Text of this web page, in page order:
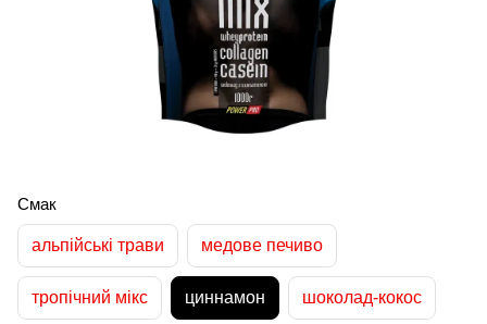
Смак
альпійські трави медове печиво
тропічний мікс циннамон шоколад-кокос